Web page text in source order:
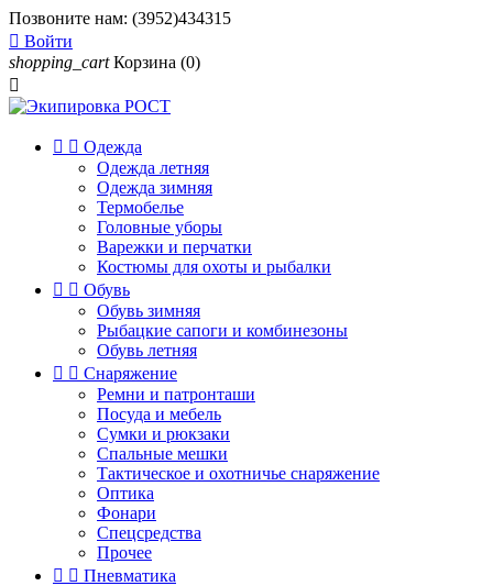
Позвоните нам: (3952)434315
 Войти
shopping_cart Корзина (0)

  Одежда
Одежда летняя
Одежда зимняя
Термобелье
Головные уборы
Варежки и перчатки
Костюмы для охоты и рыбалки
  Обувь
Обувь зимняя
Рыбацкие сапоги и комбинезоны
Обувь летняя
  Снаряжение
Ремни и патронташи
Посуда и мебель
Сумки и рюкзаки
Спальные мешки
Тактическое и охотничье снаряжение
Оптика
Фонари
Спецсредства
Прочее
  Пневматика